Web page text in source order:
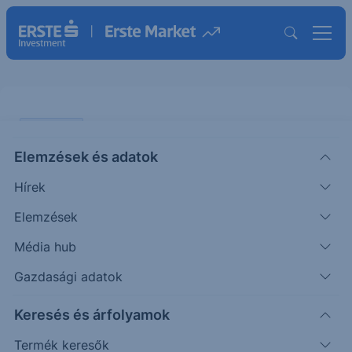
Elemzések és adatok
Hírek
Elemzések
Média hub
Gazdasági adatok
Keresés és árfolyamok
Termék keresők
kínálatban 2035 után
Az európai autógyártók szeretnék elérni, hogy a
belső égésű motorok értékesítésére 2035-től